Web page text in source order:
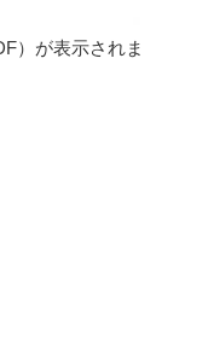
）が表示されま